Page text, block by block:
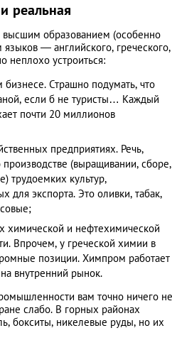
реальная
высшим образованием (особенно
— английского, греческого,
устроиться:
бизнесе. Страшно подумать, что
если б не туристы… Каждый
почти 20 миллионов
предприятиях. Речь,
(выращивании, сборе,
трудоемких культур,
для экспорта. Это оливки, табак,
химической и нефтехимической
Впрочем, у греческой химии в
позиции. Химпром работает
внутренний рынок.
вам точно ничего не
слабо. В горных районах
бокситы, никелевые руды, но их